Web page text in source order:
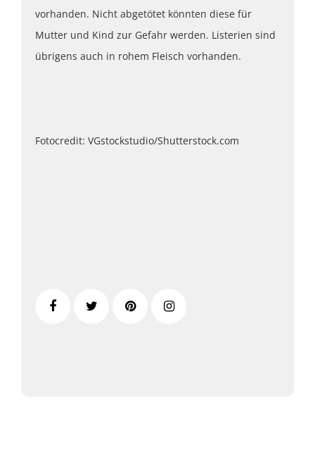
vorhanden. Nicht abgetötet könnten diese für
Mutter und Kind zur Gefahr werden. Listerien sind
übrigens auch in rohem Fleisch vorhanden.
Fotocredit: VGstockstudio/Shutterstock.com